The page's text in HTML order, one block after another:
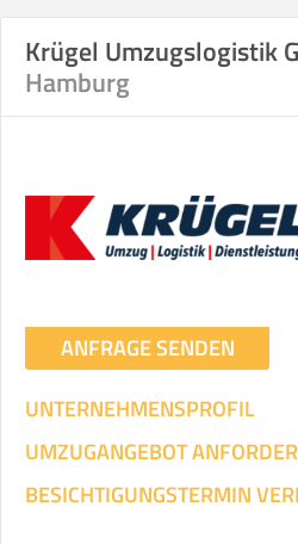
Stunden
KOSTENSCHÄTZUNG:
Mitarbeiter Zeit pro
Krügel Umzugslogistik
Hamburg
ANFRAGE SENDEN
UNTERNEHMENSPROFIL
UMZUGANGEBOT
BESICHTIGUNGSTERMIN